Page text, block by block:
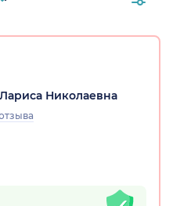
Николаевна